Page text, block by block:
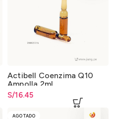
Actibell Coenzima Q10
Ampolla 2ml.
S/16.45
AGOTADO